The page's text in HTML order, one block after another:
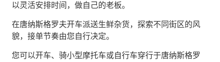
以灵活安排时间，做自己的老板。
在唐纳斯格罗夫开车派送生鲜杂货，探索不同街区的风
貌，接单节奏由您自行决定。
您可以开车、骑小型摩托车或自行车穿行于唐纳斯格罗